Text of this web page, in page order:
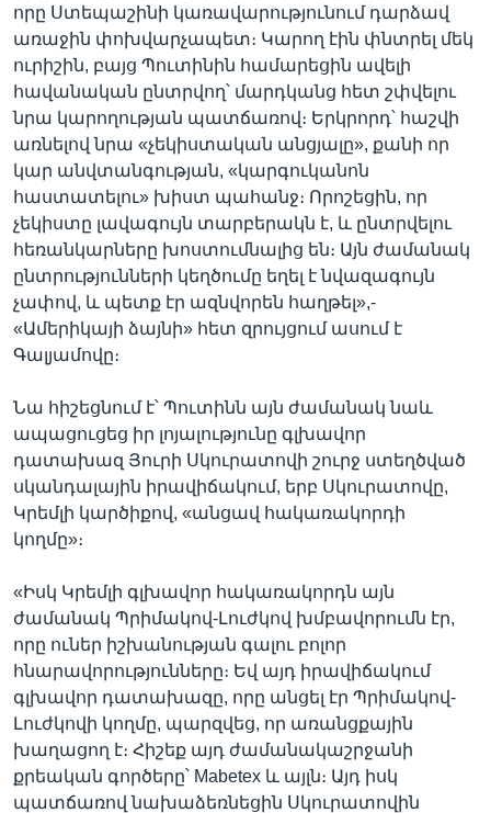
որը Ստեպաշինի կառավարությունում դարձավ
առաջին փոխվարչապետ։ Կարող էին փնտրել մեկ
ուրիշին, բայց Պուտինին համարեցին ավելի
հավանական ընտրվող՝ մարդկանց հետ շփվելու
նրա կարողության պատճառով։ Երկրորդ՝ հաշվի
առնելով նրա «չեկիստական անցյալը», քանի որ
կար անվտանգության, «կարգուկանոն
հաստատելու» խիստ պահանջ։ Որոշեցին, որ
չեկիստը լավագույն տարբերակն է, և ընտրվելու
հեռանկարները խոստումնալից են։ Այն ժամանակ
ընտրությունների կեղծումը եղել է նվազագույն
չափով, և պետք էր ազնվորեն հաղթել»,-
«Ամերիկայի ձայնի» հետ զրույցում ասում է
Գալյամովը։
Նա հիշեցնում է՝ Պուտինն այն ժամանակ նաև
ապացուցեց իր լոյալությունը գլխավոր
դատախազ Յուրի Սկուրատովի շուրջ ստեղծված
սկանդալային իրավիճակում, երբ Սկուրատովը,
Կրեմլի կարծիքով, «անցավ հակառակորդի
կողմը»։
«Իսկ Կրեմլի գլխավոր հակառակորդն այն
ժամանակ Պրիմակով-Լուժկով խմբավորումն էր,
որը ուներ իշխանության գալու բոլոր
հնարավորությունները։ Եվ այդ իրավիճակում
գլխավոր դատախազը, որը անցել էր Պրիմակով-
Լուժկովի կողմը, պարզվեց, որ առանցքային
խաղացող է։ Հիշեք այդ ժամանակաշրջանի
քրեական գործերը՝ Mabetex և այլն։ Այդ իսկ
պատճառով նախաձեռնեցին Սկուրատովին